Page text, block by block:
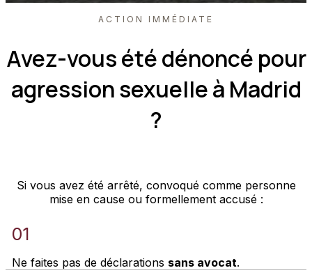
ACTION IMMÉDIATE
Avez-vous été dénoncé pour
agression sexuelle à Madrid
?
Si vous avez été arrêté, convoqué comme personne
mise en cause ou formellement accusé :
01
Ne faites pas de déclarations sans avocat.